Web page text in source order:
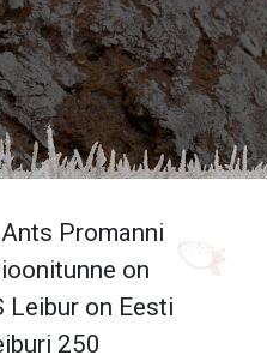
Promanni
on
Leibur on Eesti
250